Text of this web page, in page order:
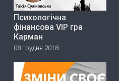
Психологічна
фінансова VIP гра
Карман
08 грудня 2018